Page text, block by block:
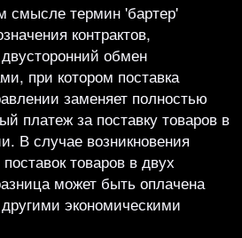
смысле термин 'бартер'
контрактов,
обмен
при котором поставка
заменяет полностью
платеж за поставку товаров в
В случае возникновения
товаров в двух
может быть оплачена
экономическими